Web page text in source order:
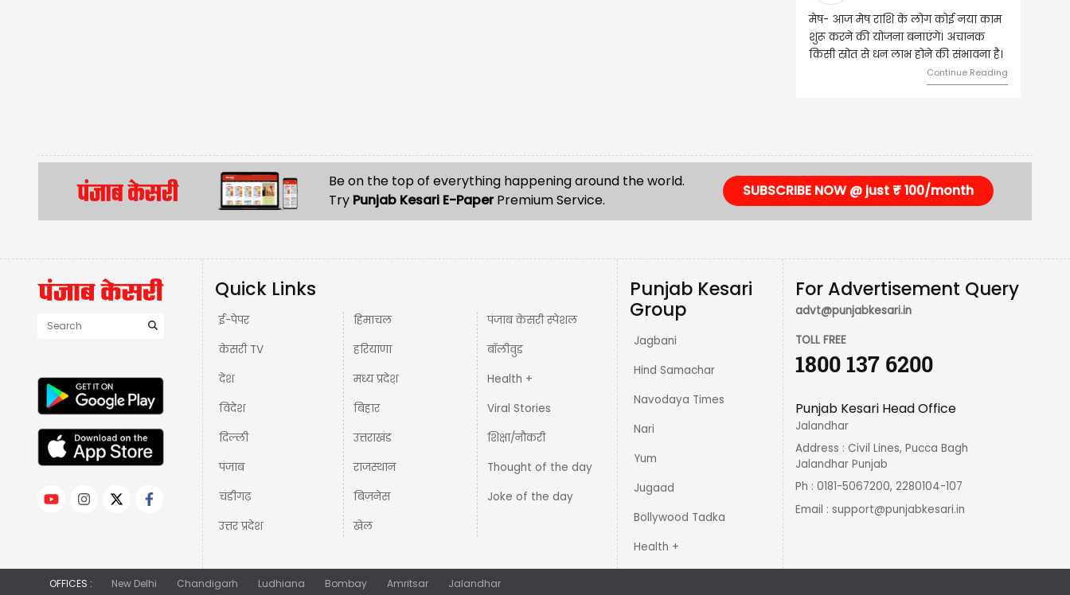
मेष- आज मेष राशि के लोग कोई नया काम
शुरू करने की योजना बनाएंगे। अचानक
किसी स्रोत से धन लाभ होने की संभावना है।
Continue Reading
Be on the top of everything happening around the world.
Try Punjab Kesari E-PaperPremium Service.
SUBSCRIBE NOW @ just ₹ 100/month
Quick Links
ई-पेपर
केसरी TV
देश
विदेश
दिल्ली
पंजाब
चंडीगढ़
उत्तर प्रदेश
हिमाचल
हरियाणा
मध्य प्रदेश़
बिहार
उत्तराखंड
राजस्थान
बिज़नेस
खेल
पंजाब केसरी स्पेशल
बॉलीवुड
Health +
Viral Stories
शिक्षा/नौकरी
Thought of the day
Joke of the day
Punjab Kesari
Group
Jagbani
Hind Samachar
Navodaya Times
Nari
Yum
Jugaad
Bollywood Tadka
Health +
For Advertisement Query
advt@punjabkesari.in
TOLL FREE
1800 137 6200
Punjab Kesari Head Office
Jalandhar
Address : Civil Lines, Pucca Bagh
Jalandhar Punjab
Ph : 0181-5067200, 2280104-107
Email :support@punjabkesari.in
OFFICES : New Delhi Chandigarh Ludhiana Bombay Amritsar Jalandhar